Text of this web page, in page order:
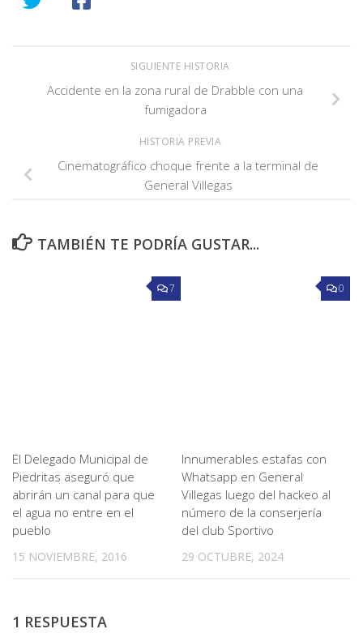
SIGUIENTE HISTORIA
Accidente en la zona rural de Drabble con una
fumigadora
HISTORIA PREVIA
Cinematográfico choque frente a la terminal de
General Villegas
TAMBIÉN TE PODRÍA GUSTAR...
7
El Delegado Municipal de
Piedritas aseguró que
abrirán un canal para que
el agua no entre en el
pueblo
15 NOVIEMBRE, 2016
0
Innumerables estafas con
Whatsapp en General
Villegas luego del hackeo al
número de la conserjería
del club Sportivo
29 OCTUBRE, 2024
1 RESPUESTA